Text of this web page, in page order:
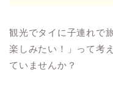
観光でタイに子連れで
楽しみたい！」って考
ていませんか？